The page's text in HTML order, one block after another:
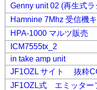
Genny unit 02 (再生式ラ
Hamnine 7Mhz 受信機
HPA-1000 マルツ販売
ICM7555tx_2
in take amp unit
JF1OZL サイト 抜粋
JF1OZL式 エミッター